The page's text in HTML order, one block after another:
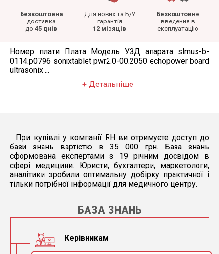
Безкоштовна
доставка
до 45 днів
Для нових та Б/У
гарантія
12 місяців
Безкоштовне
введення в
експлуатацію
Номер плати Плата Модель УЗД апарата slmus-b-
0114.p0796 sonixtablet pwr2.0-00.2050 echopower board
ultrasonix ...
Детальніше
При купівлі у компанії RH ви отримуєте доступ до
бази знань вартістю в 35 000 грн. База знань
сформована експертами з 19 річним досвідом в
сфері медицини. Юристи, бухгалтери, маркетологи,
аналітики зробили оптимальну добірку практичної і
тільки потрібної інформації для медичного центру.
БАЗА ЗНАНЬ
Керівникам